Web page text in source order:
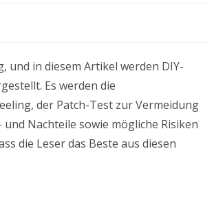
und in diesem Artikel werden DIY-
Es werden die
der Patch-Test zur Vermeidung
Nachteile sowie mögliche Risiken
die Leser das Beste aus diesen